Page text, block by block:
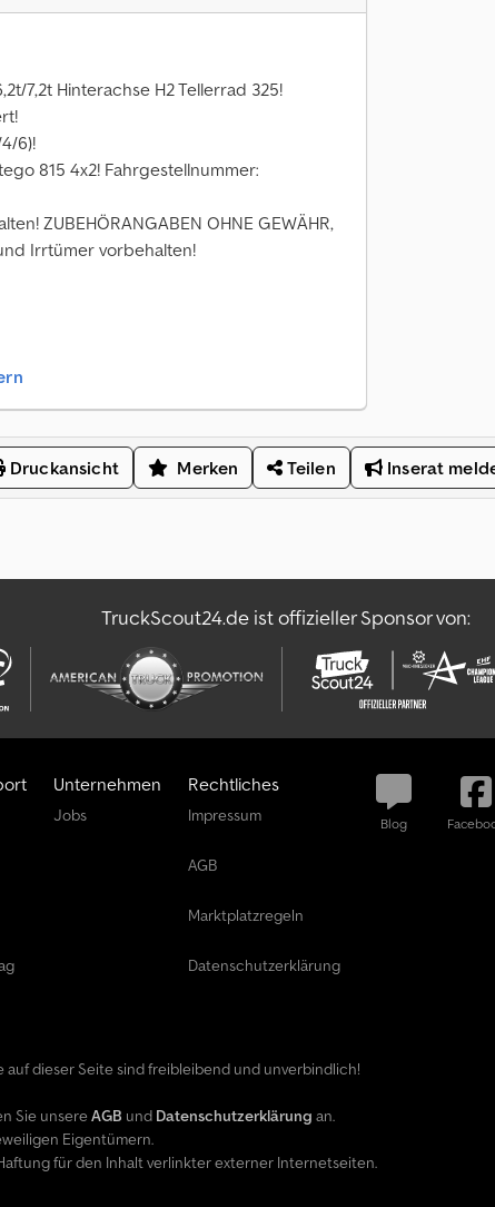
7,2t Hinterachse H2 Tellerrad 325!
6)!
815 4x2! Fahrgestellnummer:
ZUBEHÖRANGABEN OHNE GEWÄHR,
Irrtümer vorbehalten!
Druckansicht Merken Teilen Inserat
TruckScout24.de ist offizieller Sponsor von:
Unternehmen
Jobs
Rechtliches
Impressum
AGB
Marktplatzregeln
Datenschutzerklärung
Blog
auf dieser Seite sind freibleibend und unverbindlich!
Sie unsere AGB und Datenschutzerklärung an.
Eigentümern.
für den Inhalt verlinkter externer Internetseiten.